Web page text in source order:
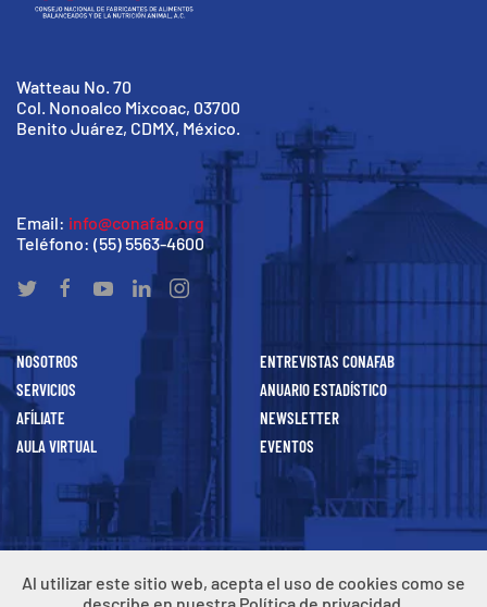
Al utilizar este sitio web, acepta el uso de cookies como se
Watteau No. 70
Col. Nonoalco Mixcoac, 03700
Benito Juárez, CDMX, México.
Email: info@conafab.org
Teléfono: (55) 5563-4600
NOSOTROS
SERVICIOS
AFÍLIATE
AULA VIRTUAL
ENTREVISTAS CONAFAB
ANUARIO ESTADÍSTICO
NEWSLETTER
EVENTOS
Aviso de Privacidad